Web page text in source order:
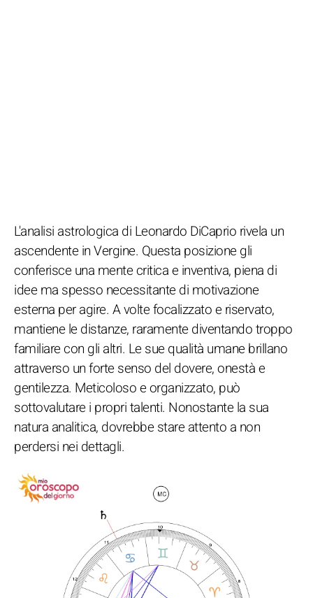
L'analisi astrologica di Leonardo DiCaprio rivela un
ascendente in Vergine. Questa posizione gli
conferisce una mente critica e inventiva, piena di
idee ma spesso necessitante di motivazione
esterna per agire. A volte focalizzato e riservato,
mantiene le distanze, raramente diventando troppo
familiare con gli altri. Le sue qualità umane brillano
attraverso un forte senso del dovere, onestà e
gentilezza. Meticoloso e organizzato, può
sottovalutare i propri talenti. Nonostante la sua
natura analitica, dovrebbe stare attento a non
perdersi nei dettagli.